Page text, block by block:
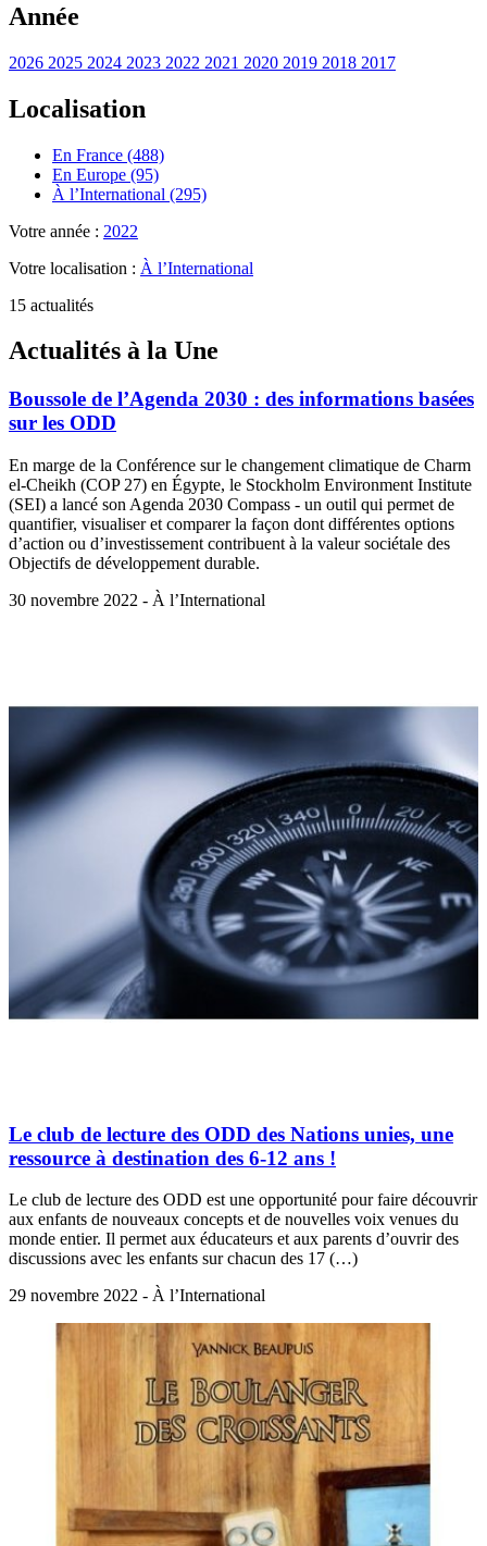
Année
2026 2025 2024 2023 2022 2021 2020 2019 2018 2017
Localisation
En France (488)
En Europe (95)
À l’International (295)
Votre année : 2022
Votre localisation : À l’International
15 actualités
Actualités à la Une
Boussole de l’Agenda 2030 : des informations basées
sur les ODD
En marge de la Conférence sur le changement climatique de Charm
el-Cheikh (COP 27) en Égypte, le Stockholm Environment Institute
(SEI) a lancé son Agenda 2030 Compass - un outil qui permet de
quantifier, visualiser et comparer la façon dont différentes options
d’action ou d’investissement contribuent à la valeur sociétale des
Objectifs de développement durable.
30 novembre 2022 - À l’International
Le club de lecture des ODD des Nations unies, une
ressource à destination des 6-12 ans !
Le club de lecture des ODD est une opportunité pour faire découvrir
aux enfants de nouveaux concepts et de nouvelles voix venues du
monde entier. Il permet aux éducateurs et aux parents d’ouvrir des
discussions avec les enfants sur chacun des 17 (…)
29 novembre 2022 - À l’International